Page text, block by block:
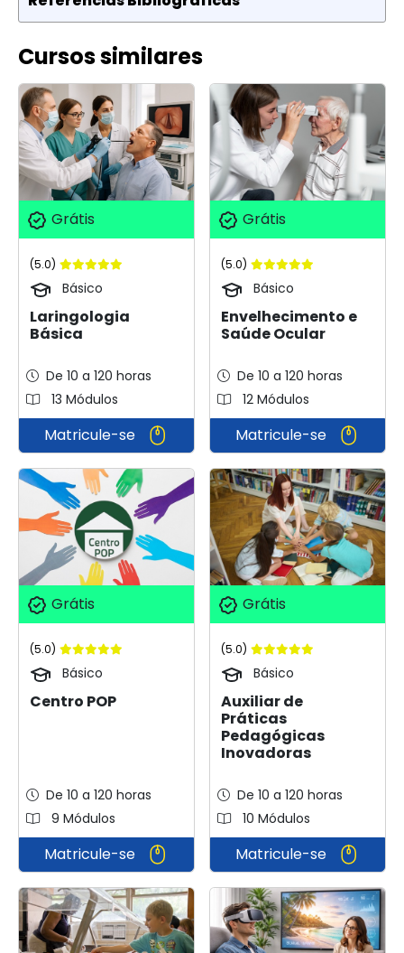
Cursos similares
Grátis
(5.0)
Básico
Laringologia
Básica
De 10 a 120 horas
13 Módulos
Matricule-se
Grátis
(5.0)
Básico
Envelhecimento e
Saúde Ocular
De 10 a 120 horas
12 Módulos
Matricule-se
Grátis
(5.0)
Básico
Centro POP
De 10 a 120 horas
9 Módulos
Matricule-se
Grátis
(5.0)
Básico
Auxiliar de
Práticas
Pedagógicas
Inovadoras
De 10 a 120 horas
10 Módulos
Matricule-se